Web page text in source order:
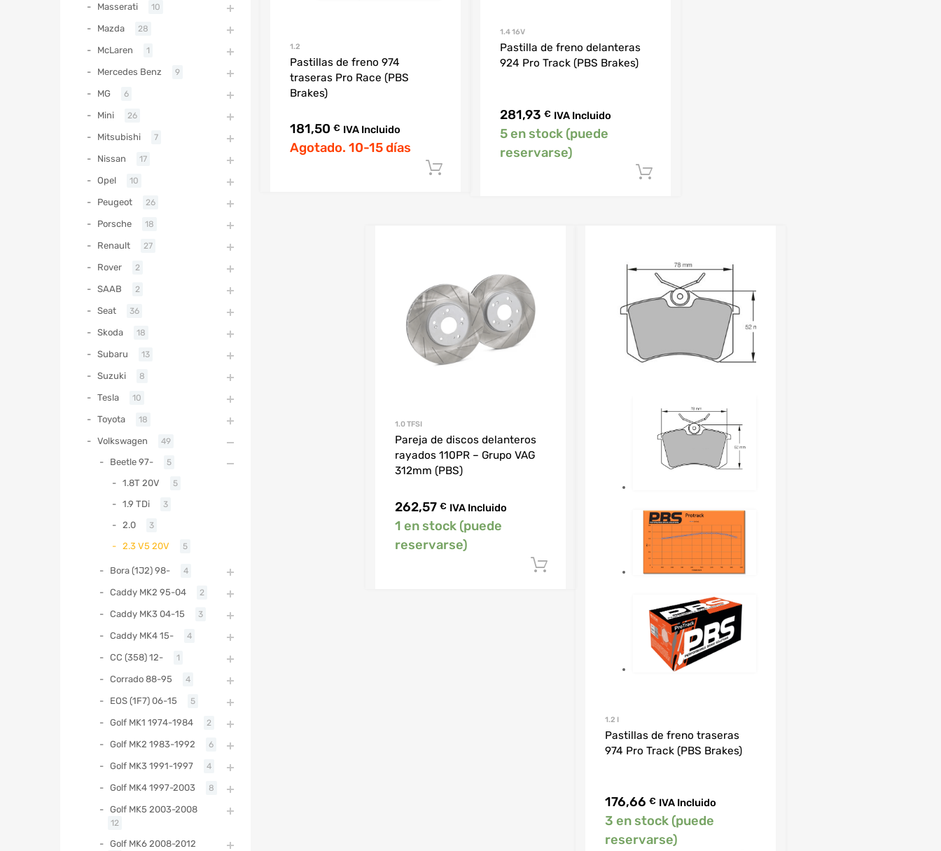
1.2
Pastillas de freno 974
traseras Pro Race (PBS
Brakes)
181,50 € IVA Incluido
Agotado. 10-15 días
1.4 16V
Pastilla de freno delanteras
924 Pro Track (PBS Brakes)
281,93 € IVA Incluido
5 en stock (puede
reservarse)
1.0 TFSI
Pareja de discos delanteros
rayados 110PR – Grupo VAG
312mm (PBS)
262,57 € IVA Incluido
1 en stock (puede
reservarse)
Añadir al carrito
1.2 I
Pastillas de freno traseras
974 Pro Track (PBS Brakes)
176,66 € IVA Incluido
3 en stock (puede
reservarse)
Masserati 10
Mazda 28
McLaren 1
Mercedes Benz 9
MG 6
Mini 26
Mitsubishi 7
Nissan 17
Opel 10
Peugeot 26
Porsche 18
Renault 27
Rover 2
SAAB 2
Seat 36
Skoda 18
Subaru 13
Suzuki 8
Tesla 10
Toyota 18
Volkswagen 49
Beetle 97- 5
1.8T 20V 5
1.9 TDi 3
2.0 3
2.3 V5 20V 5
Bora (1J2) 98- 4
Caddy MK2 95-04 2
Caddy MK3 04-15 3
Caddy MK4 15- 4
CC (358) 12- 1
Corrado 88-95 4
EOS (1F7) 06-15 5
Golf MK1 1974-1984 2
Golf MK2 1983-1992 6
Golf MK3 1991-1997 4
Golf MK4 1997-2003 8
Golf MK5 2003-2008
12
Golf MK6 2008-2012